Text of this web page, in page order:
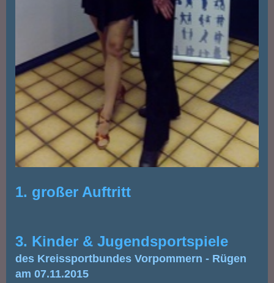
1. großer Auftritt
3. Kinder & Jugendsportspiele
des Kreissportbundes Vorpommern - Rügen
am 07.11.2015